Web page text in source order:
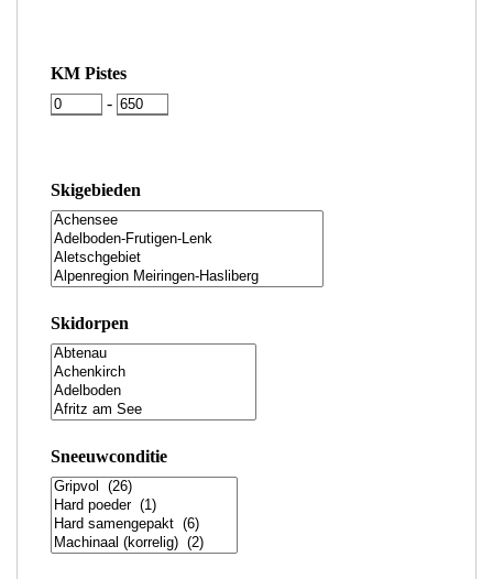
KM Pistes
-
Skigebieden
Skidorpen
Sneeuwconditie